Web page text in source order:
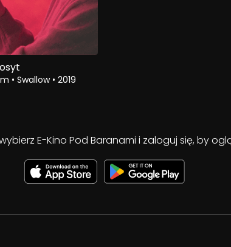
• Swallow • 2019
E-Kino Pod Baranami i zaloguj się, by